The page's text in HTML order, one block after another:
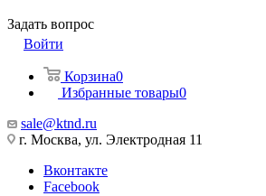
Задать вопрос
Войти
Корзина0
Избранные товары0
sale@ktnd.ru
г. Москва, ул. Электродная 11
Вконтакте
Facebook